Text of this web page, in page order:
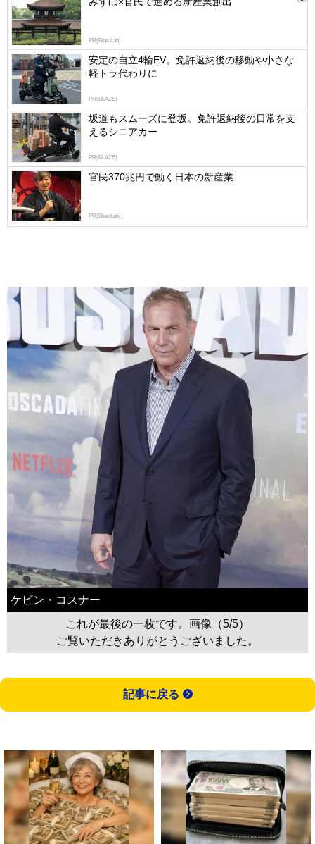
PR(Blue Lab)
安定の自立4輪EV。免許返納後の移動や小さな
軽トラ代わりに
PR(BLAZE)
坂道もスムーズに登坂。免許返納後の日常を支
えるシニアカー
PR(BLAZE)
官民370兆円で動く日本の新産業
PR(Blue Lab)
ケビン・コスナー
これが最後の一枚です。画像（5/5）
ご覧いただきありがとうございました。
記事に戻る